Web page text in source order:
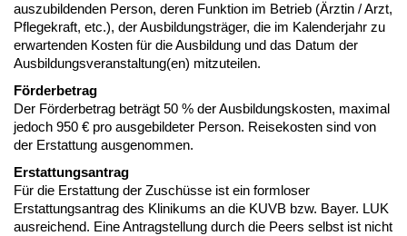
auszubildenden Person, deren Funktion im Betrieb (Ärztin / Arzt,
Pflegekraft, etc.), der Ausbildungsträger, die im Kalenderjahr zu
erwartenden Kosten für die Ausbildung und das Datum der
Ausbildungsveranstaltung(en) mitzuteilen.
Förderbetrag
Der Förderbetrag beträgt 50 % der Ausbildungskosten, maximal
jedoch 950 € pro ausgebildeter Person. Reisekosten sind von
der Erstattung ausgenommen.
Erstattungsantrag
Für die Erstattung der Zuschüsse ist ein formloser
Erstattungsantrag des Klinikums an die KUVB bzw. Bayer. LUK
ausreichend. Eine Antragstellung durch die Peers selbst ist nicht